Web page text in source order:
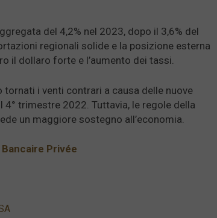
del 4,2% nel 2023, dopo il 3,6% del
regionali solide e la posizione esterna
il dollaro forte e l’aumento dei tassi.
i venti contrari a causa delle nuove
trimestre 2022. Tuttavia, le regole della
un maggiore sostegno all’economia.
Bancaire Privée